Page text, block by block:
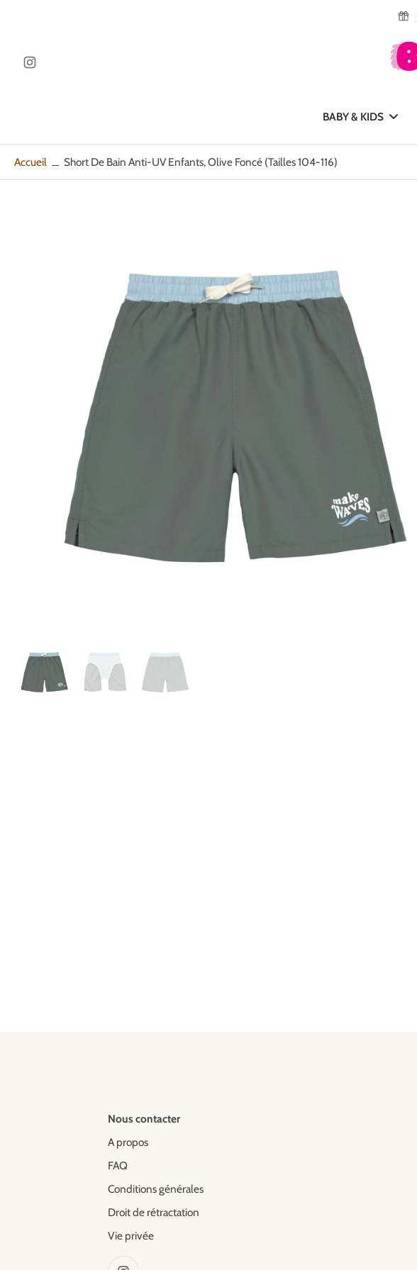
BABY & KIDS
Accueil Short De Bain Anti-UV Enfants, Olive Foncé (tailles 104-116)
Nous contacter
A propos
FAQ
Conditions générales
Droit de rétractation
Vie privée